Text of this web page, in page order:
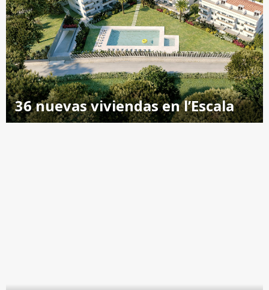
36 nuevas viviendas en l’Escala